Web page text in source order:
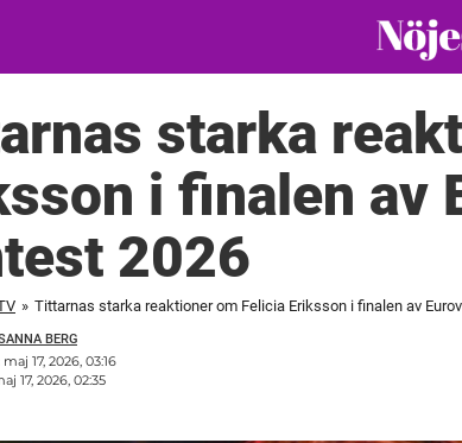
starka
i finalen av
2026
» Tittarnas starka reaktioner om Felicia Eriksson i finalen av
BERG
maj 17, 2026, 03:16
17, 2026, 02:35